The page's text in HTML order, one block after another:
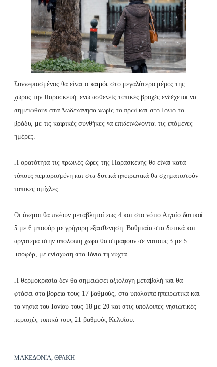
Συννεφιασμένος θα είναι ο καιρός στο μεγαλύτερο μέρος της
χώρας την Παρασκευή, ενώ ασθενείς τοπικές βροχές ενδέχεται να
σημειωθούν στα Δωδεκάνησα νωρίς το πρωί και στο Ιόνιο το
βράδυ, με τις καιρικές συνθήκες να επιδεινώνονται τις επόμενες
ημέρες.
Η ορατότητα τις πρωινές ώρες της Παρασκευής θα είναι κατά
τόπους περιορισμένη και στα δυτικά ηπειρωτικά θα σχηματιστούν
τοπικές ομίχλες.
Οι άνεμοι θα πνέουν μεταβλητοί έως 4 και στο νότιο Αιγαίο δυτικοί
5 με 6 μποφόρ με γρήγορη εξασθένηση. Βαθμιαία στα δυτικά και
αργότερα στην υπόλοιπη χώρα θα στραφούν σε νότιους 3 με 5
μποφόρ, με ενίσχυση στο Ιόνιο τη νύχτα.
Η θερμοκρασία δεν θα σημειώσει αξιόλογη μεταβολή και θα
φτάσει στα βόρεια τους 17 βαθμούς, στα υπόλοιπα ηπειρωτικά και
τα νησιά του Ιονίου τους 18 με 20 και στις υπόλοιπες νησιωτικές
περιοχές τοπικά τους 21 βαθμούς Κελσίου.
ΜΑΚΕΔΟΝΙΑ, ΘΡΑΚΗ